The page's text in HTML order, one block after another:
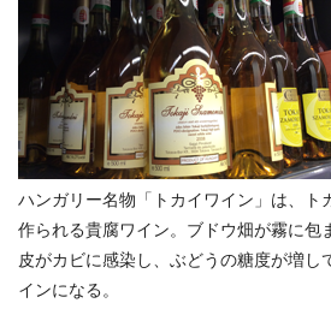
ハンガリー名物「トカイワイン」は、ト
作られる貴腐ワイン。ブドウ畑が霧に包
皮がカビに感染し、ぶどうの糖度が増し
インになる。